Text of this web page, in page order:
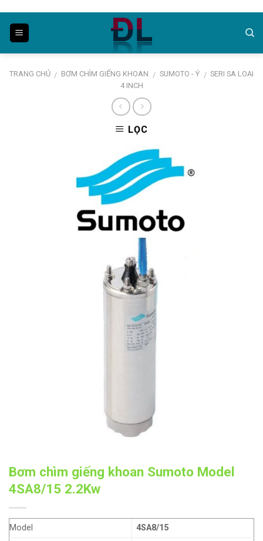
content
TRANG CHỦ / BƠM CHÌM GIẾNG KHOAN / SUMOTO - Ý / SERI SA LOẠI
4 INCH
LỌC
Bơm chìm giếng khoan Sumoto Model
4SA8/15 2.2Kw
Model
4SA8/15